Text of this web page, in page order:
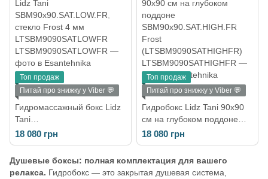
Топ продаж
Питай про знижку у Viber 💬
Гидромассажный бокс Lidz
Tani
SBM90x90.SAT.LOW.FR,
стекло Frost 4 мм
18 080 грн
Топ продаж
Питай про знижку у Viber 💬
Гидробокс Lidz Tani 90x90
см на глубоком поддоне
SBM90x90.SAT.HIGH.FR
Frost
18 080 грн
Душевые боксы: полная комплектация для вашего
релакса. Гидробокс — это закрытая душевая система,